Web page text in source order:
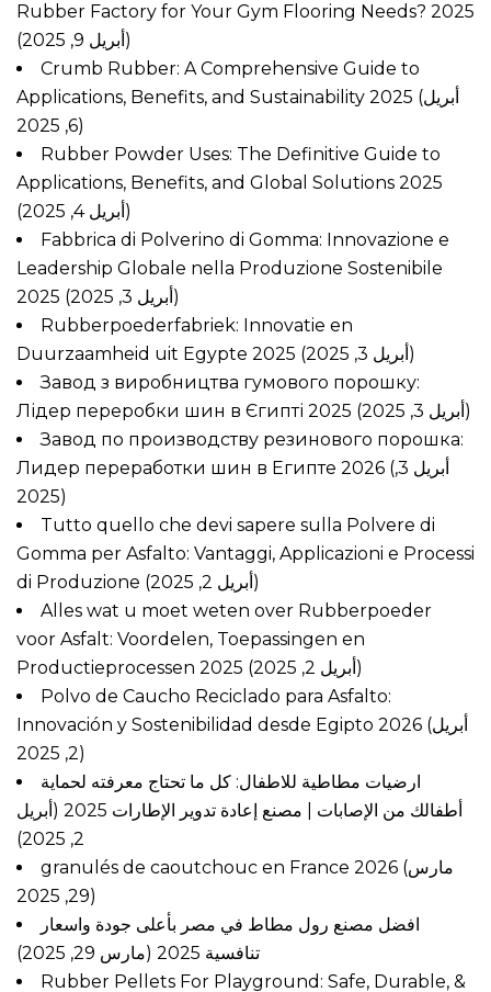
Rubber Factory for Your Gym Flooring Needs? 2025
(أبريل 9, 2025)
Crumb Rubber: A Comprehensive Guide to
Applications, Benefits, and Sustainability 2025 (أبريل
6, 2025)
Rubber Powder Uses: The Definitive Guide to
Applications, Benefits, and Global Solutions 2025
(أبريل 4, 2025)
Fabbrica di Polverino di Gomma: Innovazione e
Leadership Globale nella Produzione Sostenibile
2025
(أبريل 3, 2025)
Rubberpoederfabriek: Innovatie en
Duurzaamheid uit Egypte 2025
(أبريل 3, 2025)
Завод з виробництва гумового порошку:
Лідер переробки шин в Єгипті 2025
(أبريل 3, 2025)
Завод по производству резинового порошка:
Лидер переработки шин в Египте 2026 (أبريل 3,
2025)
Tutto quello che devi sapere sulla Polvere di
Gomma per Asfalto: Vantaggi, Applicazioni e Processi
di Produzione
(أبريل 2, 2025)
Alles wat u moet weten over Rubberpoeder
voor Asfalt: Voordelen, Toepassingen en
Productieprocessen 2025
(أبريل 2, 2025)
Polvo de Caucho Reciclado para Asfalto:
Innovación y Sostenibilidad desde Egipto 2026 (أبريل
2, 2025)
ارضيات مطاطية للاطفال: كل ما تحتاج معرفته لحماية
أطفالك من الإصابات | مصنع إعادة تدوير الإطارات 2025
(أبريل
2, 2025)
granulés de caoutchouc en France 2026 (مارس
29, 2025)
افضل مصنع رول مطاط في مصر بأعلى جودة واسعار
تنافسية 2025
(مارس 29, 2025)
Rubber Pellets For Playground: Safe, Durable, &